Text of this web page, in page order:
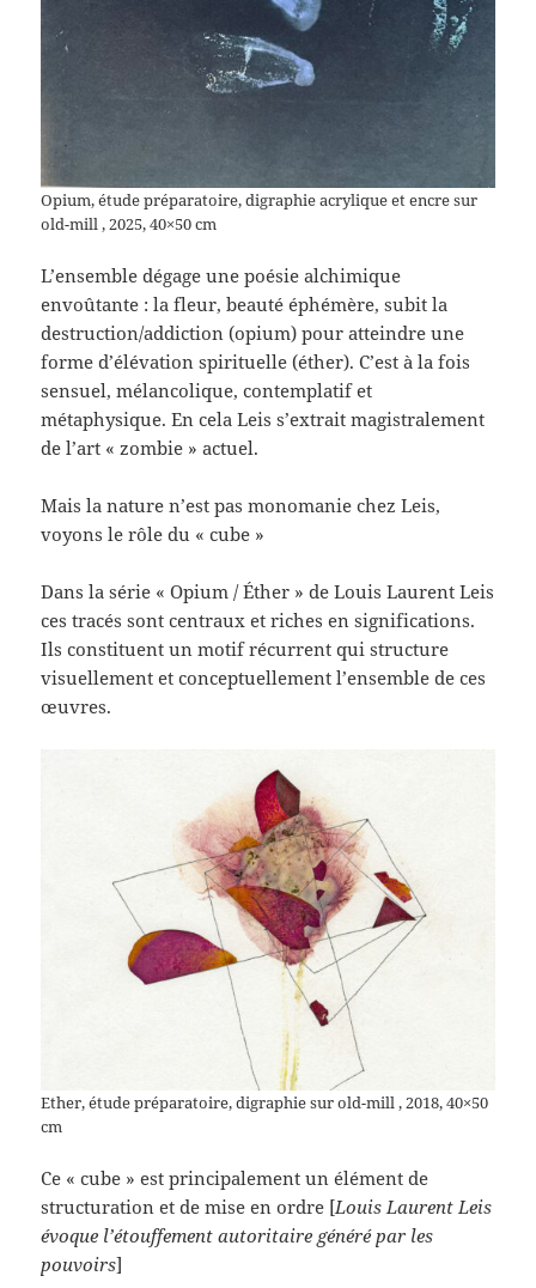
Opium, étude préparatoire, digraphie acrylique et encre sur
old-mill , 2025, 40×50 cm
L’ensemble dégage une poésie alchimique
envoûtante : la fleur, beauté éphémère, subit la
destruction/addiction (opium) pour atteindre une
forme d’élévation spirituelle (éther). C’est à la fois
sensuel, mélancolique, contemplatif et
métaphysique. En cela Leis s’extrait magistralement
de l’art « zombie » actuel.
Mais la nature n’est pas monomanie chez Leis,
voyons le rôle du « cube »
Dans la série « Opium / Éther » de Louis Laurent Leis
ces tracés sont centraux et riches en significations.
Ils constituent un motif récurrent qui structure
visuellement et conceptuellement l’ensemble de ces
œuvres.
Ether, étude préparatoire, digraphie sur old-mill , 2018, 40×50
cm
Ce « cube » est principalement un élément de
structuration et de mise en ordre [Louis Laurent Leis
évoque l’étouffement autoritaire généré par les
pouvoirs]